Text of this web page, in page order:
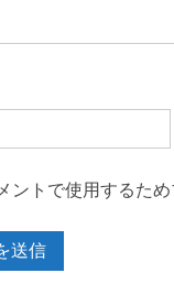
ントで使用するた